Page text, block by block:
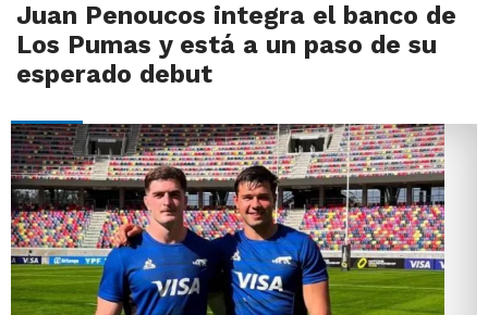
Juan Penoucos integra el banco de
Los Pumas y está a un paso de su
esperado debut